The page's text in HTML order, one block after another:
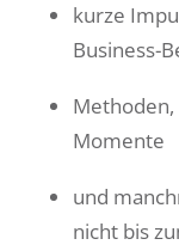
kurze
Business-
Momente
und
nicht bis